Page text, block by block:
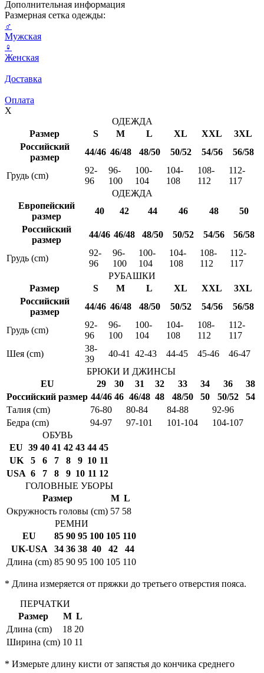
Дополнительная информация
Размерная сетка одежды:
♂
Мужская
♀
Женская
Доставка
Оплата
X
ОДЕЖДА
Размер
S M L XL XXL
3XL
Российский
размер
44/46 46/48 48/50 50/52 54/56 56/58
Грудь (cm)
92-
96
96-
100
100-
104
104-
108
108-
112
112-
117
ОДЕЖДА
Европейский
размер
40 42 44 46 48
50
Российский
размер
44/46 46/48 48/50 50/52 54/56 56/58
Грудь (cm)
92-
96
96-
100
100-
104
104-
108
108-
112
112-
117
РУБАШКИ
Размер
S M L XL XXL
3XL
Российский
размер
44/46 46/48 48/50 50/52 54/56 56/58
Грудь (cm)
92-
96
96-
100
100-
104
104-
108
108-
112
112-
117
Шея (cm)
38-
39
40-41 42-43 44-45 45-46
46-47
БРЮКИ И ДЖИНСЫ
EU
29 30 31 32 33 34 36
38
Российский размер 44/46 46 46/48 48 48/50 50 50/52
54
Талия (cm)
76-80 80-84 84-88
92-96
Бедра (cm)
94-97 97-101 101-104
104-107
ОБУВЬ
EU 39 40 41 42 43 44 45
UK
5 6 7 8 9 10 11
USA 6 7 8 9 10 11 12
ГОЛОВНЫЕ УБОРЫ
Размер
M L
Окружность головы (cm) 57 58
РЕМНИ
EU
85 90 95 100 105 110
UK-USA
34 36 38 40 42
44
Длина (cm) 85 90 95 100 105 110
* Длина измеряется от пряжки до третьего отверстия пояса.
ПЕРЧАТКИ
Размер
M L
Длина (cm)
18 20
Ширина (cm) 10 11
* Измерьте длину кисти от запястья до кончика среднего